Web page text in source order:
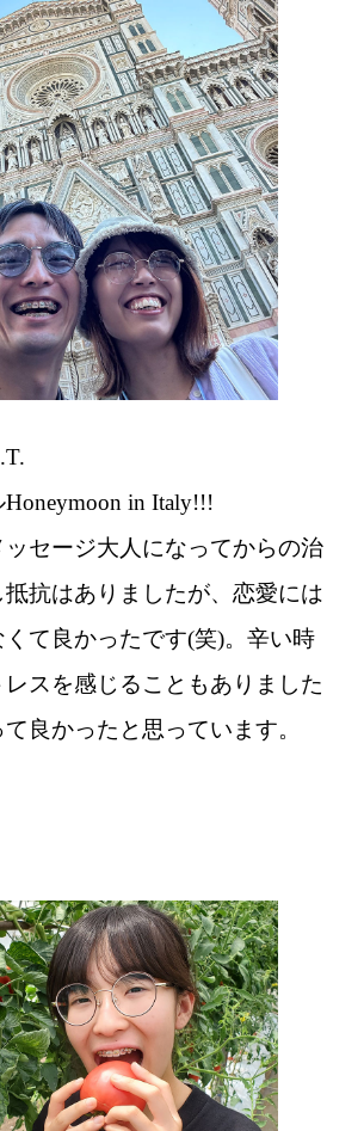
Honeymoon in Italy!!!
セージ大人になってからの治
抗はありましたが、恋愛には
て良かったです(笑)。辛い時
スを感じることもありました
良かったと思っています。